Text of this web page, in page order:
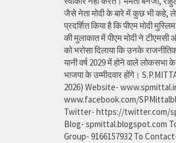
जैसे नेता मोदी के बारे में कुछ भी कहे,
प्रदर्शित किया है कि पीएम मोदी
की मुलाकात में पीएम मोदी ने
को भरोसा दिलाया कि उनके राजनीतिक
यानी वर्ष 2029 में होने वाले
भाजपा के उम्मीदवार होंगे।
2026) Website-
www.facebook.com/
Twitter- https://twitter.com/
Blog- spmittal.blogspot.com
Group- 9166157932 To